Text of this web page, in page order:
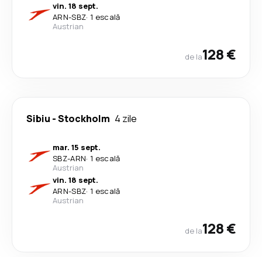
vin. 18 sept.
ARN-SBZ· 1 escală
Austrian
de la128 €
Sibiu -Stockholm 4 zile
mar. 15 sept.
SBZ-ARN· 1 escală
Austrian
vin. 18 sept.
ARN-SBZ· 1 escală
Austrian
de la128 €